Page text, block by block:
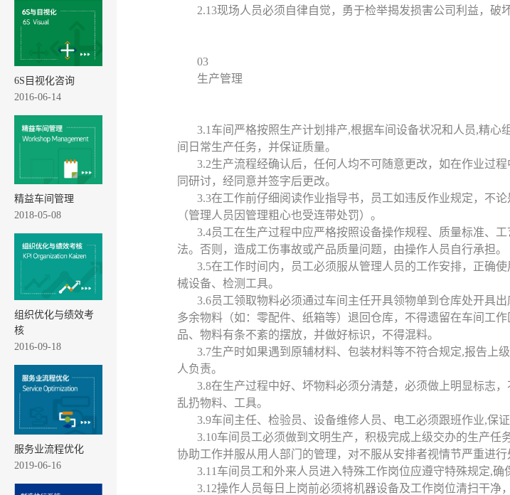
6S目视化咨询
2016-06-14
精益车间管理
2018-05-08
组织优化与绩效考
核
2016-09-18
服务业流程优化
2019-06-16
2.13现场人员必须自律自觉，勇于检举揭发损害公司利益，破
03
生产管理
3.1车间严格按照生产计划排产,根据车间设备状况和人员,精
间日常生产任务，并保证质量。
3.2生产流程经确认后，任何人均不可随意更改，如在作业过
同研讨，经同意并签字后更改。
3.3在工作前仔细阅读作业指导书，员工如违反作业规定，不
（管理人员因管理粗心也受连带处罚）。
3.4员工在生产过程中应严格按照设备操作规程、质量标准、
法。否则，造成工伤事故或产品质量问题，由操作人员自行承担。
3.5在工作时间内，员工必须服从管理人员的工作安排，正确
械设备、检测工具。
3.6员工领取物料必须通过车间主任开具领物单到仓库处开具
多余物料（如：零配件、纸箱等）退回仓库，不得遗留在车间工
品、物料有条不紊的摆放，并做好标识，不得混料。
3.7生产时如果遇到原辅材料、包装材料等不符合规定,报告上
人负责。
3.8在生产过程中好、坏物料必须分清楚，必须做上明显标志
乱扔物料、工具。
3.9车间主任、检验员、设备维修人员、电工必须跟班作业,保
3.10车间员工必须做到文明生产，积极完成上级交办的生产
协助工作并服从用人部门的管理，对不服从安排者视情节严重进行
3.11车间员工和外来人员进入特殊工作岗位应遵守特殊规定,确
3.12操作人员每日上岗前必须将机器设备及工作岗位清扫干